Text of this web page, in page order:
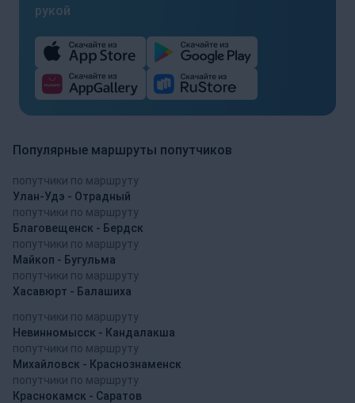
рукой
Популярные маршруты попутчиков
попутчики по маршруту
Улан-Удэ - Отрадный
попутчики по маршруту
Благовещенск - Бердск
попутчики по маршруту
Майкоп - Бугульма
попутчики по маршруту
Хасавюрт - Балашиха
попутчики по маршруту
Невинномысск - Кандалакша
попутчики по маршруту
Михайловск - Краснознаменск
попутчики по маршруту
Краснокамск - Саратов